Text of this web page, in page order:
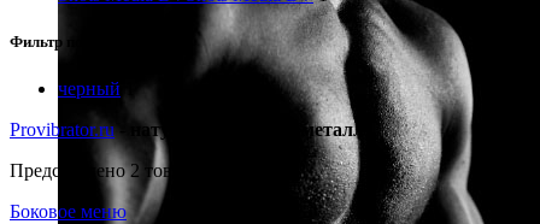
Фильтр по цвету
черный
Provibrator.ru
натуральная кожа, металл
Представлено 2 товара
Боковое меню